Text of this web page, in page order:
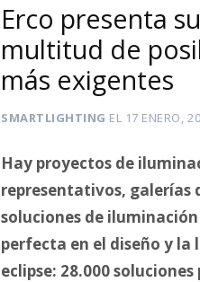
Erco presenta
multitud de
más exigentes
SMARTLIGHTING EL 17 ENERO,
Hay proyectos de
representativos, galerías
soluciones de
perfecta en el diseño y la
eclipse: 28.000